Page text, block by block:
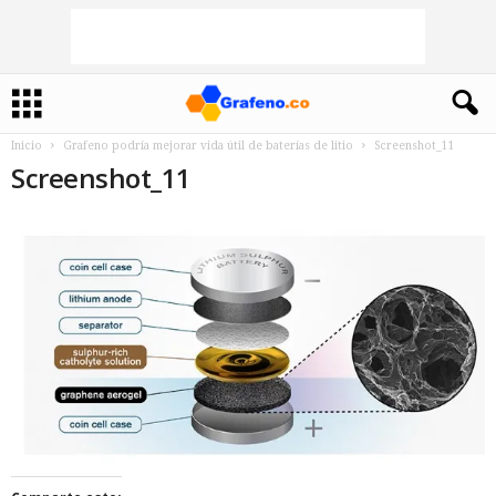
Inicio Grafeno podría mejorar vida útil de baterías de litio Screenshot_11
Screenshot_11